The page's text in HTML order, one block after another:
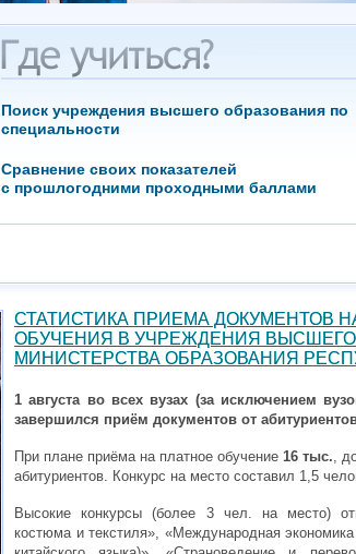
Поиск учреждения высшего образования по
специальности
Сравнение своих показателей
с прошлогодними проходными баллами
СТАТИСТИКА ПРИЕМА ДОКУМЕНТОВ
ОБУЧЕНИЯ В УЧРЕЖДЕНИЯ
МИНИСТЕРСТВА ОБРАЗОВАНИЯ
1 августа во всех вузах (за исключением
завершился приём документов от
При плане приёма на платное обучение 16 тыс. ,
абитуриентов. Конкурс на место составил 1,5
Высокие конкурсы (более 3 чел. на место)
костюма и текстиля», «Международная